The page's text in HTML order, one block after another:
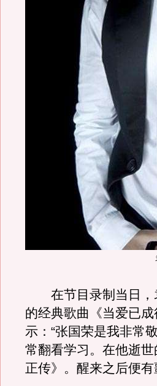
在节目录制当日，
的经典歌曲《当爱已
示：“张国荣是我非常
常翻看学习。在他逝
正传》。醒来之后便